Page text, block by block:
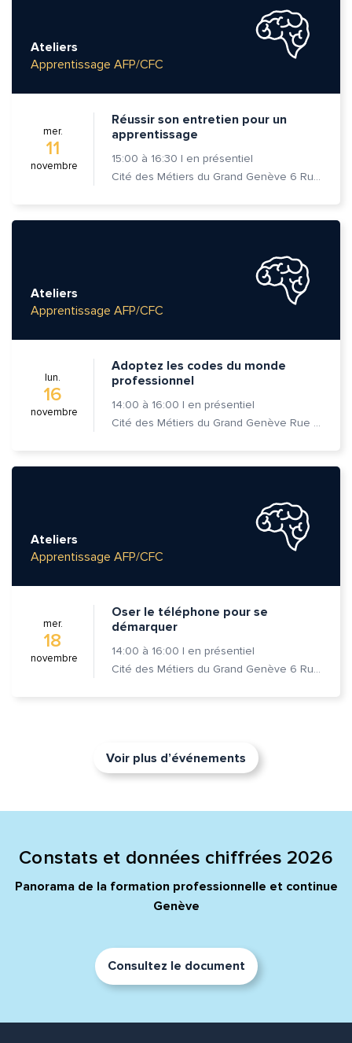
Ateliers
Apprentissage AFP/CFC
mer.
11
novembre
Réussir son entretien pour un
apprentissage
15:00 à 16:30 | en présentiel
Cité des Métiers du Grand Genève 6 Rue Prévost-Martin 1205 Genève
Ateliers
Apprentissage AFP/CFC
lun.
16
novembre
Adoptez les codes du monde
professionnel
14:00 à 16:00 | en présentiel
Cité des Métiers du Grand Genève Rue Prévost-Martin 6 1205 Genève
Ateliers
Apprentissage AFP/CFC
mer.
18
novembre
Oser le téléphone pour se
démarquer
14:00 à 16:00 | en présentiel
Cité des Métiers du Grand Genève 6 Rue Prévost-Martin 1205 Genève
Voir plus d’événements
Constats et données chiffrées 2026
Panorama de la formation professionnelle et continue
Genève
Consultez le document